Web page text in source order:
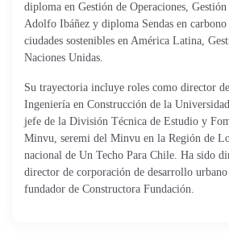
diploma en Gestión de Operaciones,
Adolfo Ibáñez y diploma Sendas en
ciudades sostenibles en América Latina,
Naciones Unidas.
Su trayectoria incluye roles como director
Ingeniería en Construcción de la
jefe de la División Técnica de Estudio y
Minvu, seremi del Minvu en la Región de
nacional de Un Techo Para Chile. Ha sido
director de corporación de desarrollo
fundador de Constructora Fundación.